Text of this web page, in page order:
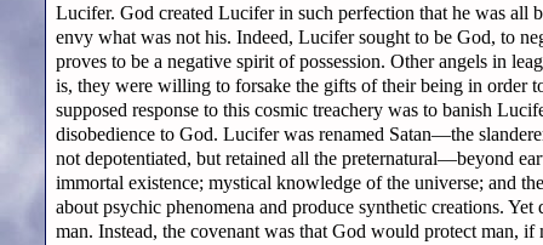
Lucifer. God created Lucifer in such perfection that he was
envy what was not his. Indeed, Lucifer sought to be God, to
proves to be a negative spirit of possession. Other angels in
is, they were willing to forsake the gifts of their being in order
supposed response to this cosmic treachery was to banish
disobedience to God. Lucifer was renamed Satan—the
not depotentiated, but retained all the preternatural—beyond
immortal existence; mystical knowledge of the universe; and
about psychic phenomena and produce synthetic creations.
man. Instead, the covenant was that God would protect man,